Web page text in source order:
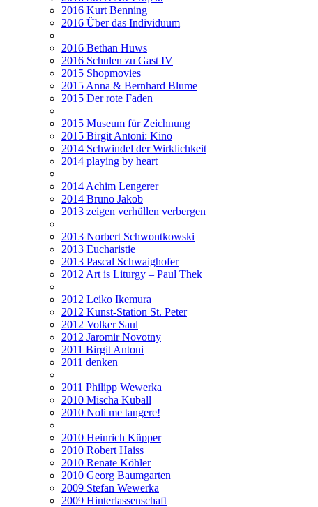
2016 Kurt Benning
2016 Über das Individuum
2016 Bethan Huws
2016 Schulen zu Gast IV
2015 Shopmovies
2015 Anna & Bernhard Blume
2015 Der rote Faden
2015 Museum für Zeichnung
2015 Birgit Antoni: Kino
2014 Schwindel der Wirklichkeit
2014 playing by heart
2014 Achim Lengerer
2014 Bruno Jakob
2013 zeigen verhüllen verbergen
2013 Norbert Schwontkowski
2013 Eucharistie
2013 Pascal Schwaighofer
2012 Art is Liturgy – Paul Thek
2012 Leiko Ikemura
2012 Kunst-Station St. Peter
2012 Volker Saul
2012 Jaromir Novotny
2011 Birgit Antoni
2011 denken
2011 Philipp Wewerka
2010 Mischa Kuball
2010 Noli me tangere!
2010 Heinrich Küpper
2010 Robert Haiss
2010 Renate Köhler
2010 Georg Baumgarten
2009 Stefan Wewerka
2009 Hinterlassenschaft